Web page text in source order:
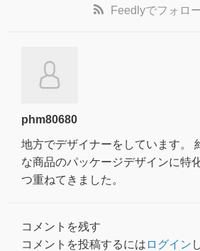
Feedlyでフォロ
phm80680
地方でデザイナーをしています。
な商品のパッケージデザインに特
つ重ねてきました。
コメントを残す
コメントを投稿するには ログイン